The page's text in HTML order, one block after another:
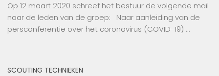
Op 12 maart 2020 schreef het bestuur de volgende mail
naar de leden van de groep: Naar aanleiding van de
persconferentie over het coronavirus (COVID-19) …
SCOUTING TECHNIEKEN